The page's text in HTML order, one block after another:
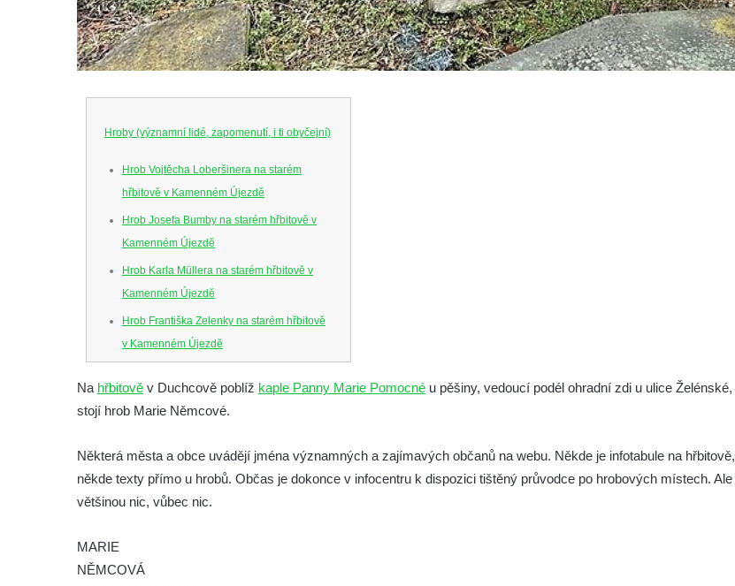
Hroby (významní lidé, zapomenutí, i ti obyčejní)
Hrob Vojtěcha Loberšinera na starém
hřbitově v Kamenném Újezdě
Hrob Josefa Bumby na starém hřbitově v
Kamenném Újezdě
Hrob Karla Müllera na starém hřbitově v
Kamenném Újezdě
Hrob Františka Zelenky na starém hřbitově
v Kamenném Újezdě
Kamenném Újezdě
Hrob Josefa Valeše na hřbitově ve Velešíně
Hrob Ladislava Vichra na hřbitově ve
Velešíně
Na hřbitově v Duchcově poblíž kaple Panny Marie Pomocné u pěšiny, vedoucí podél ohradní zdi u ulice Želénské,
stojí hrob Marie Němcové.
Některá města a obce uvádějí jména významných a zajímavých občanů na webu. Někde je infotabule na hřbitově,
někde texty přímo u hrobů. Občas je dokonce v infocentru k dispozici tištěný průvodce po hrobových místech. Ale
většinou nic, vůbec nic.
MARIE
NĚMCOVÁ